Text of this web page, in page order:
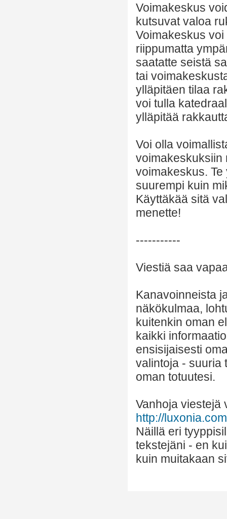
Voimakeskus
kutsuvat valoa
Voimakeskus
riippumatta
saatatte seistä
tai
ylläpitäen tilaa
voi tulla
ylläpitää
Voi olla
voimakeskuksiin
voimakeskus.
suurempi kuin
Käyttäkää sitä
menette!
-----------
Viestiä saa
Kanavoinneista
näkökulmaa,
kuitenkin oman
kaikki
ensisijaisesti
valintoja - suuria
oman totuutesi.
Vanhoja viestejä
http://
Näillä eri
tekstejäni - en
kuin muitakaan